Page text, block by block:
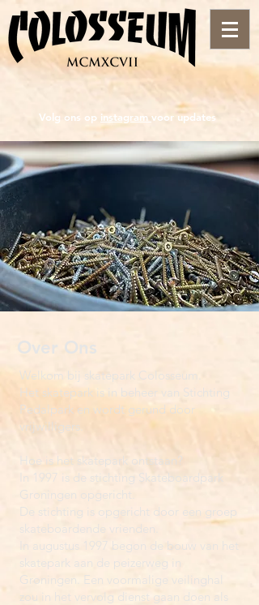
Volg ons op instagram voor updates
Over Ons
Welkom bij skatepark Colosseum.
Het skatepark is in beheer van Stichting
Pedalpark en wordt gerund door
vrijwilligers.
Hoe is het skatepark ontstaan?
In 1997 is de stichting Skateboardpark
Groningen opgericht.
De stichting is opgericht door een groep
skateboardende vrienden.
In augustus 1997 begon de bouw van het
skatepark aan de peizerweg in
Groningen. Een voormalige veilinghal
zou in het vervolg dienst gaan doen als